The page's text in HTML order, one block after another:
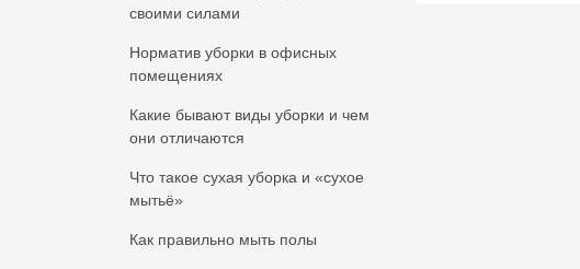
своими силами
Норматив уборки в офисных
помещениях
Какие бывают виды уборки и чем
они отличаются
Что такое сухая уборка и «сухое
мытьё»
Как правильно мыть полы